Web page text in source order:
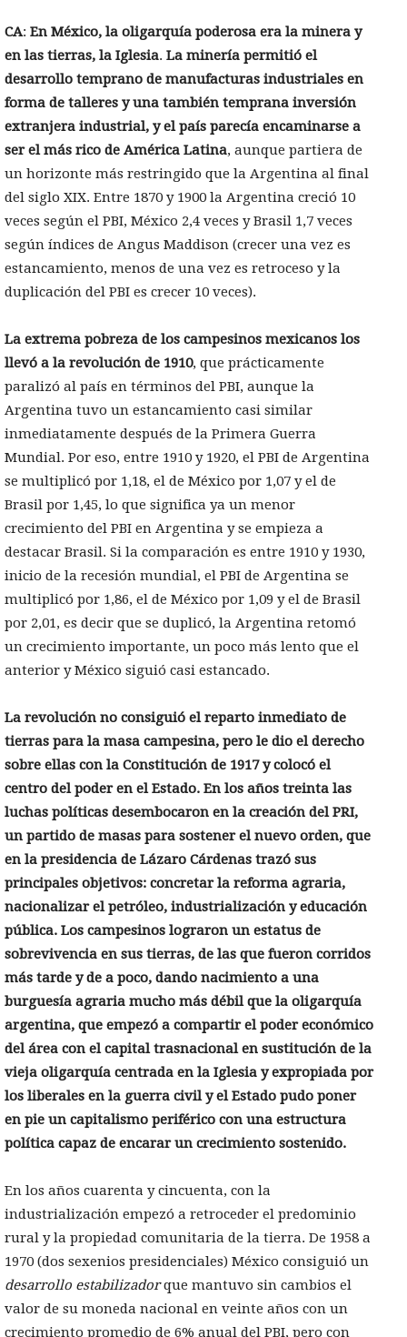
CA: En México, la oligarquía poderosa era la minera y
en las tierras, la Iglesia. La minería permitió el
desarrollo temprano de manufacturas industriales en
forma de talleres y una también temprana inversión
extranjera industrial, y el país parecía encaminarse a
ser el más rico de América Latina, aunque partiera de
un horizonte más restringido que la Argentina al final
del siglo XIX. Entre 1870 y 1900 la Argentina creció 10
veces según el PBI, México 2,4 veces y Brasil 1,7 veces
según índices de Angus Maddison (crecer una vez es
estancamiento, menos de una vez es retroceso y la
duplicación del PBI es crecer 10 veces).
La extrema pobreza de los campesinos mexicanos los
llevó a la revolución de 1910, que prácticamente
paralizó al país en términos del PBI, aunque la
Argentina tuvo un estancamiento casi similar
inmediatamente después de la Primera Guerra
Mundial. Por eso, entre 1910 y 1920, el PBI de Argentina
se multiplicó por 1,18, el de México por 1,07 y el de
Brasil por 1,45, lo que significa ya un menor
crecimiento del PBI en Argentina y se empieza a
destacar Brasil. Si la comparación es entre 1910 y 1930,
inicio de la recesión mundial, el PBI de Argentina se
multiplicó por 1,86, el de México por 1,09 y el de Brasil
por 2,01, es decir que se duplicó, la Argentina retomó
un crecimiento importante, un poco más lento que el
anterior y México siguió casi estancado.
La revolución no consiguió el reparto inmediato de
tierras para la masa campesina, pero le dio el derecho
sobre ellas con la Constitución de 1917 y colocó el
centro del poder en el Estado. En los años treinta las
luchas políticas desembocaron en la creación del PRI,
un partido de masas para sostener el nuevo orden, que
en la presidencia de Lázaro Cárdenas trazó sus
principales objetivos: concretar la reforma agraria,
nacionalizar el petróleo, industrialización y educación
pública. Los campesinos lograron un estatus de
sobrevivencia en sus tierras, de las que fueron corridos
más tarde y de a poco, dando nacimiento a una
burguesía agraria mucho más débil que la oligarquía
argentina, que empezó a compartir el poder económico
del área con el capital trasnacional en sustitución de la
vieja oligarquía centrada en la Iglesia y expropiada por
los liberales en la guerra civil y el Estado pudo poner
en pie un capitalismo periférico con una estructura
política capaz de encarar un crecimiento sostenido.
En los años cuarenta y cincuenta, con la
industrialización empezó a retroceder el predominio
rural y la propiedad comunitaria de la tierra. De 1958 a
1970 (dos sexenios presidenciales) México consiguió un
desarrollo estabilizadorque mantuvo sin cambios el
valor de su moneda nacional en veinte años con un
crecimiento promedio de 6% anual del PBI, pero con